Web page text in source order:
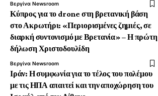
Βεργίνα Newsroom
Κύπρος για το drone στη βρετανική βάση
στο Ακρωτήρι: «Περιορισμένες ζημιές, σε
διαρκή συντονισμό με Βρετανία» – Η πρώτη
δήλωση Χριστοδουλίδη
Βεργίνα Newsroom
Ιράν: Η συμφωνία για το τέλος του πολέμου
με τις ΗΠΑ απαιτεί και την αποχώρηση του